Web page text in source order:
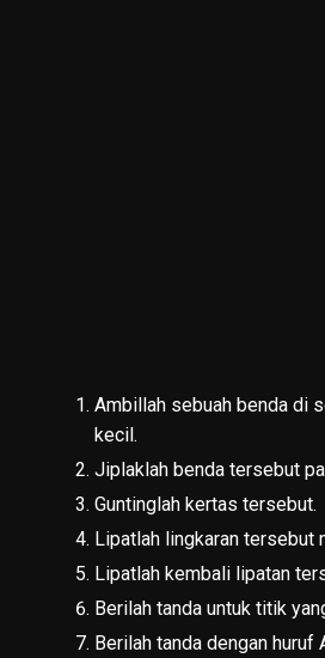
Ambillah sebuah benda di
kecil.
Jiplaklah benda tersebut
Guntinglah kertas tersebut.
Lipatlah lingkaran tersebut
Lipatlah kembali lipatan
Berilah tanda untuk titik
Berilah tanda dengan huruf